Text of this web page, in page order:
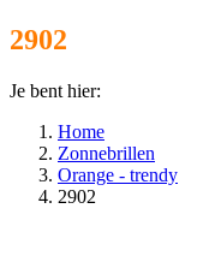
2902
Je bent hier:
Home
Zonnebrillen
Orange - trendy
2902